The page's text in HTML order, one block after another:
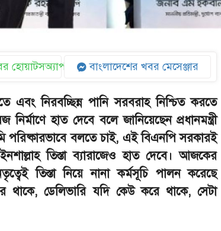
হোয়াটসঅ্যাপ বাংলাদেশের খবর মেসেঞ্জার
এবং নিরবচ্ছিন্ন পানি সরবরাহ নিশ্চিত করতে
নির্মাণে হাত দেবে বলে জানিয়েছেন প্রধানমন্ত্রী
পরিষ্কারভাবে বলতে চাই, এই বিএনপি সরকারই
তিস্তা ব্যারাজেও হাত দেবে। আজকের
তিস্তা নিয়ে নানা কর্মসূচি পালন করেছে
ডেলিভারি যদি কেউ করে থাকে, সেটা